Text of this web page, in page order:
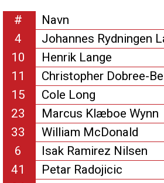
#
Navn
4
Johannes Rydningen
10
Henrik Lange
11
Christopher Dobree-
15
Cole Long
23
Marcus Klæboe Wynn
33
William McDonald
6
Isak Ramirez Nilsen
41
Petar Radojicic